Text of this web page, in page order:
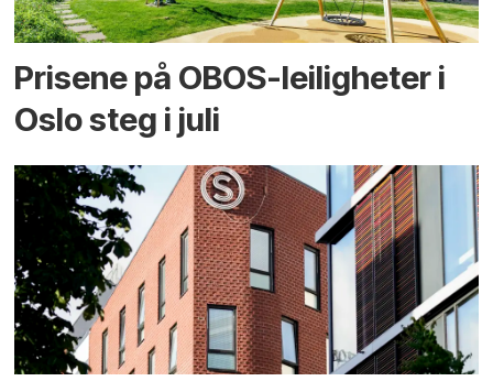
Prisene på OBOS-leiligheter i
Oslo steg i juli